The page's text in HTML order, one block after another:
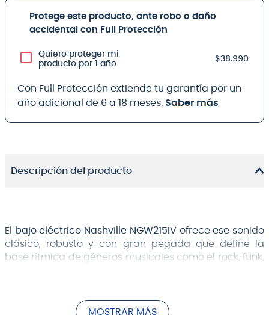
Protege este producto, ante robo o daño
accidental con Full Protección
Quiero proteger mi
producto por 1 año
$38.990
Con Full Protección extiende tu garantía por un
año adicional de 6 a 18 meses. Saber más
Descripción del producto
El bajo eléctrico Nashville NGW215IVofrece ese sonido
clásico, robusto y con gran pegada que define la
base rítmica de géneros musicales como el rock, funk,
excelente respuesta armónica y medios enfocados,
MOSTRAR MÁS